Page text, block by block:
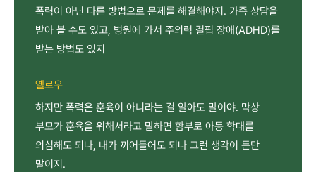
폭력이 아닌 다른 방법으로 문제를 해결해야지. 가족 상담을
받아 볼 수도 있고, 병원에 가서 주의력 결핍 장애(ADHD)를
받는 방법도 있지
옐로우
하지만 폭력은 훈육이 아니라는 걸 알아도 말이야. 막상
부모가 훈육을 위해서라고 말하면 함부로 아동 학대를
의심해도 되나, 내가 끼어들어도 되나 그런 생각이 든단
말이지.